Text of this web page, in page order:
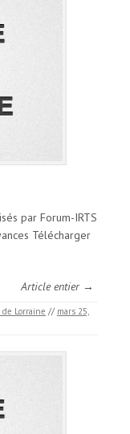
par Forum-IRTS
Télécharger
Article entier →
de Lorraine // mars 25,